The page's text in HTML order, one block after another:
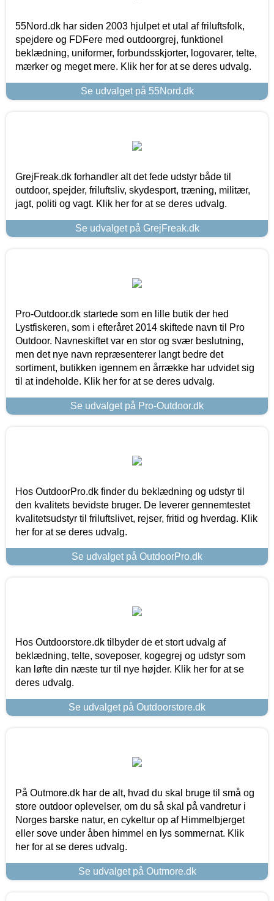
55Nord.dk har siden 2003 hjulpet et utal af friluftsfolk,
spejdere og FDFere med outdoorgrej, funktionel
beklædning, uniformer, forbundsskjorter, logovarer, telte,
mærker og meget mere. Klik her for at se deres udvalg.
Se udvalget på 55Nord.dk
GrejFreak.dk forhandler alt det fede udstyr både til
outdoor, spejder, friluftsliv, skydesport, træning, militær,
jagt, politi og vagt. Klik her for at se deres udvalg.
Se udvalget på GrejFreak.dk
Pro-Outdoor.dk startede som en lille butik der hed
Lystfiskeren, som i efteråret 2014 skiftede navn til Pro
Outdoor. Navneskiftet var en stor og svær beslutning,
men det nye navn repræsenterer langt bedre det
sortiment, butikken igennem en årrække har udvidet sig
til at indeholde. Klik her for at se deres udvalg.
Se udvalget på Pro-Outdoor.dk
Hos OutdoorPro.dk finder du beklædning og udstyr til
den kvalitets bevidste bruger. De leverer gennemtestet
kvalitetsudstyr til friluftslivet, rejser, fritid og hverdag. Klik
her for at se deres udvalg.
Se udvalget på OutdoorPro.dk
Hos Outdoorstore.dk tilbyder de et stort udvalg af
beklædning, telte, soveposer, kogegrej og udstyr som
kan løfte din næste tur til nye højder. Klik her for at se
deres udvalg.
Se udvalget på Outdoorstore.dk
På Outmore.dk har de alt, hvad du skal bruge til små og
store outdoor oplevelser, om du så skal på vandretur i
Norges barske natur, en cykeltur op af Himmelbjerget
eller sove under åben himmel en lys sommernat. Klik
her for at se deres udvalg.
Se udvalget på Outmore.dk